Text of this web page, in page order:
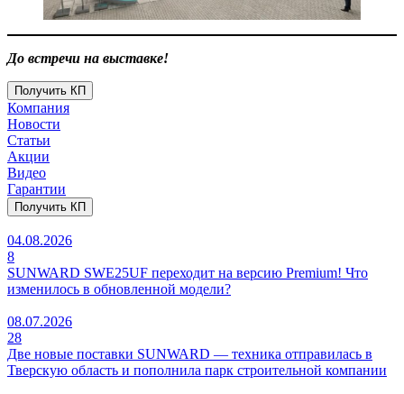
До встречи на выставке!
Получить КП
Компания
Новости
Статьи
Акции
Видео
Гарантии
Получить КП
04.08.2026
8
SUNWARD SWE25UF переходит на версию Premium! Что
изменилось в обновленной модели?
08.07.2026
28
Две новые поставки SUNWARD — техника отправилась в
Тверскую область и пополнила парк строительной компании